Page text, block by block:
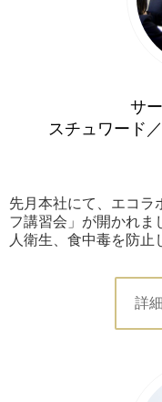
サ
スチュワード
先月本社にて、エコラ
フ講習会」が開かれま
人衛生、食中毒を防止
詳